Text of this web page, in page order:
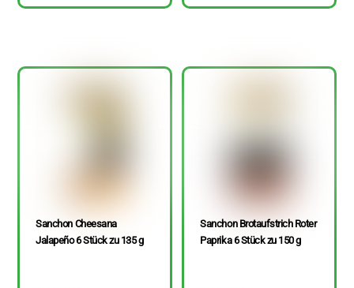
Sanchon Cheesana
Jalapeño 6 Stück zu 135 g
Sanchon Brotaufstrich Roter
Paprika 6 Stück zu 150 g